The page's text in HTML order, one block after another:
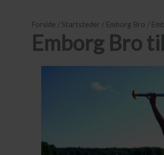
Forside / Startsteder / Emborg Bro /
Emborg Bro